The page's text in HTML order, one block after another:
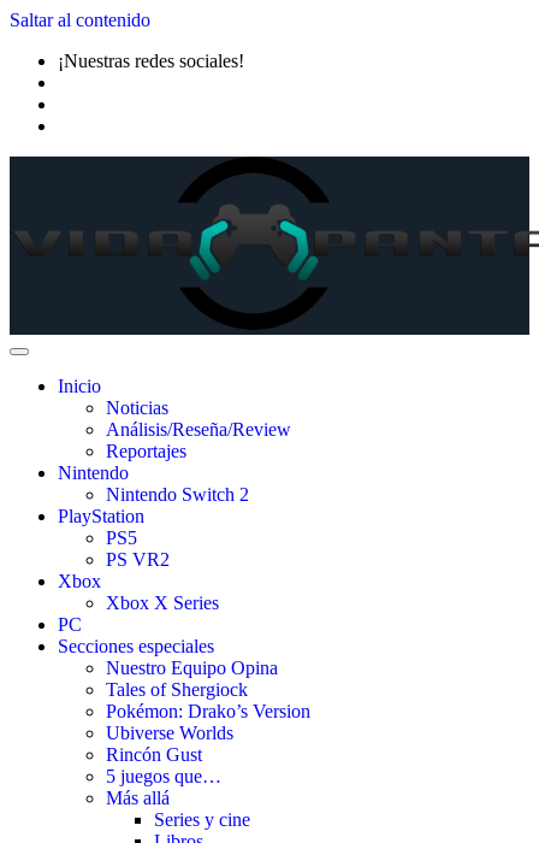
Saltar al contenido
¡Nuestras redes sociales!
Inicio
Noticias
Análisis/Reseña/Review
Reportajes
Nintendo
Nintendo Switch 2
PlayStation
PS5
PS VR2
Xbox
Xbox X Series
PC
Secciones especiales
Nuestro Equipo Opina
Tales of Shergiock
Pokémon: Drako’s Version
Ubiverse Worlds
Rincón Gust
5 juegos que…
Más allá
Series y cine